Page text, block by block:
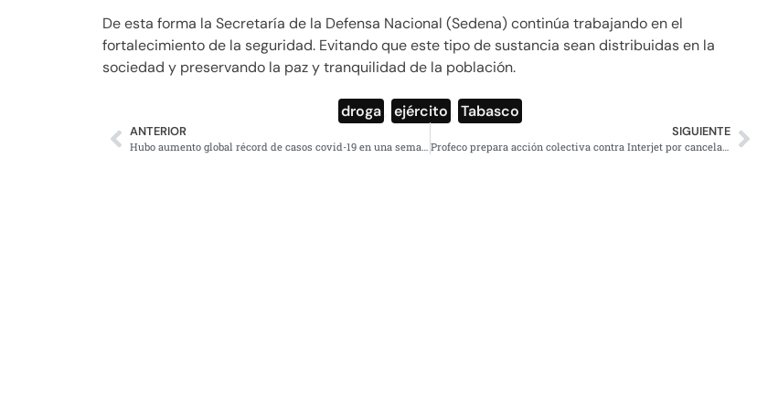
De esta forma la Secretaría de la Defensa Nacional (Sedena) continúa trabajando en el
fortalecimiento de la seguridad. Evitando que este tipo de sustancia sean distribuidas en la
sociedad y preservando la paz y tranquilidad de la población.
droga ejército Tabasco
ANTERIOR
Hubo aumento global récord de casos covid-19 en una semana: OMS
SIGUIENTE
Profeco prepara acción colectiva contra Interjet por cancelación de vuelos